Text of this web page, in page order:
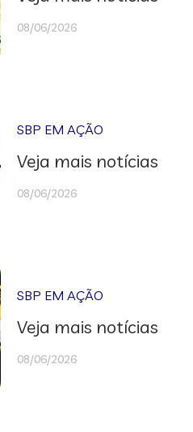
08/06/2026
SBP EM AÇÃO
Veja mais notícias
08/06/2026
SBP EM AÇÃO
Veja mais notícias
08/06/2026